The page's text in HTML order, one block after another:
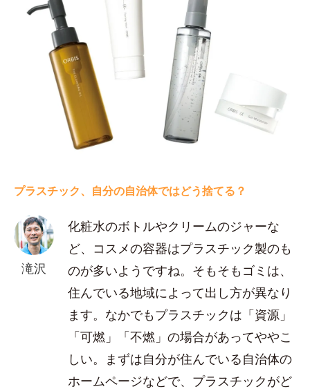
プラスチック、自分の自治体ではどう捨てる？
滝沢
化粧水のボトルやクリームのジャーな
ど、コスメの容器はプラスチック製のも
のが多いようですね。そもそもゴミは、
住んでいる地域によって出し方が異なり
ます。なかでもプラスチックは「資源」
「可燃」「不燃」の場合があってややこ
しい。まずは自分が住んでいる自治体の
ホームページなどで、プラスチックがど